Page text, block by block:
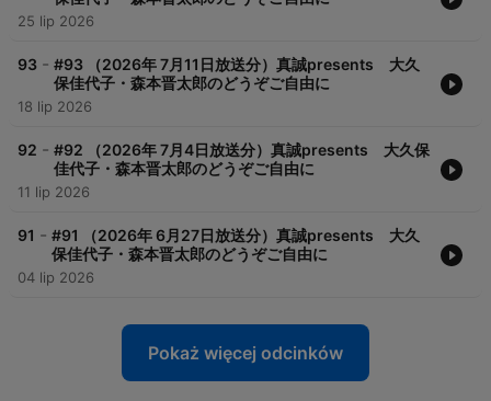
25 lip 2026
93 - #93 （2026年 7月11日放送分）真誠presents 大久
保佳代子・森本晋太郎のどうぞご自由に
18 lip 2026
92 - #92 （2026年 7月4日放送分）真誠presents 大久保
佳代子・森本晋太郎のどうぞご自由に
11 lip 2026
91 - #91 （2026年 6月27日放送分）真誠presents 大久
保佳代子・森本晋太郎のどうぞご自由に
04 lip 2026
Pokaż więcej odcinków